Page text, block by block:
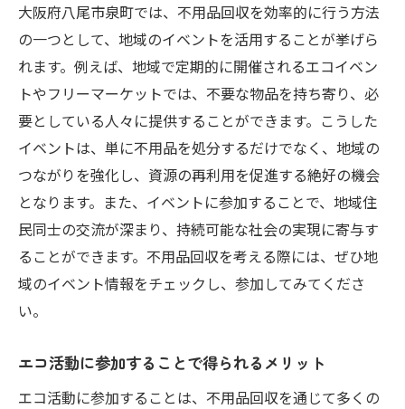
大阪府八尾市泉町では、不用品回収を効率的に行う方法
の一つとして、地域のイベントを活用することが挙げら
れます。例えば、地域で定期的に開催されるエコイベン
トやフリーマーケットでは、不要な物品を持ち寄り、必
要としている人々に提供することができます。こうした
イベントは、単に不用品を処分するだけでなく、地域の
つながりを強化し、資源の再利用を促進する絶好の機会
となります。また、イベントに参加することで、地域住
民同士の交流が深まり、持続可能な社会の実現に寄与す
ることができます。不用品回収を考える際には、ぜひ地
域のイベント情報をチェックし、参加してみてくださ
い。
エコ活動に参加することで得られるメリット
エコ活動に参加することは、不用品回収を通じて多くの